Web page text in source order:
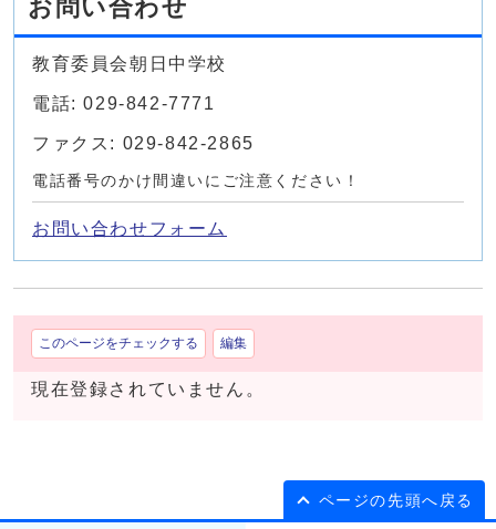
お問い合わせ
教育委員会朝日中学校
電話: 029-842-7771
ファクス: 029-842-2865
電話番号のかけ間違いにご注意ください！
お問い合わせフォーム
このページをチェックする 編集
現在登録されていません。
ページの先頭へ戻る